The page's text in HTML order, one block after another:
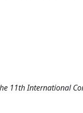
11th International